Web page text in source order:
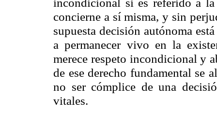
concierne a sí misma, y sin
supuesta decisión autónoma
a permanecer vivo en la
merece respeto incondicional y
de ese derecho fundamental se
no ser cómplice de una
vitales.